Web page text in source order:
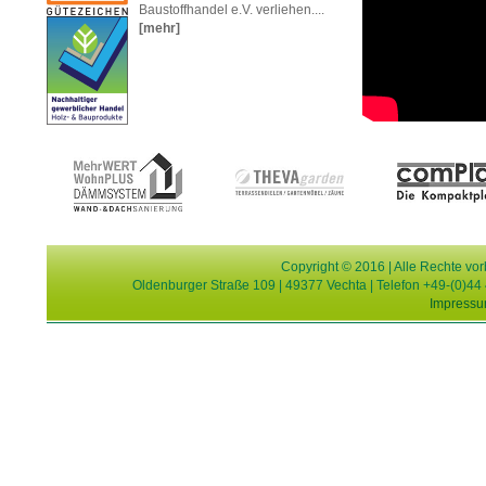
Baustoffhandel e.V. verliehen....
[mehr]
Copyright © 2016 | Alle Rechte
Oldenburger Straße 109 | 49377 Vechta | Telefon +49-